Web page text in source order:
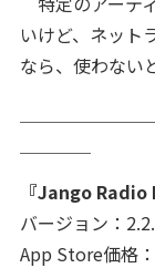
いけど、ネット
なら、使わない
『Jango Radio
バージョン：
App Store価格